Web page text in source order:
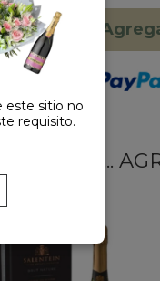
este sitio no
requisito.